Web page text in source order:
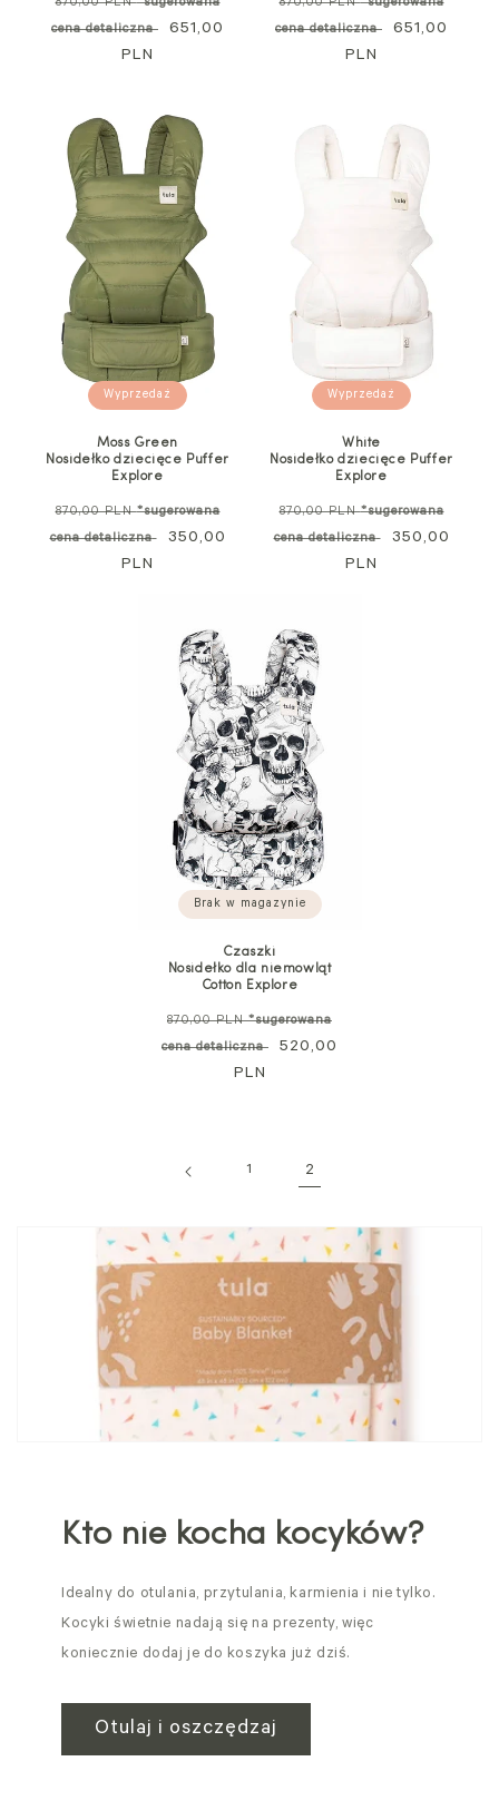
standardowa
870,00 PLN*sugerowana
cena detaliczna
Cena
651,00
PLN
standardowa
870,00 PLN*sugerowana
cena detaliczna
Cena
651,00
PLN
Wyprzedaż
Moss Green
Nosidełko dziecięce Puffer
Explore
Cena
standardowa
870,00 PLN*sugerowana
cena detaliczna
Cena
350,00
PLN
Wyprzedaż
White
Nosidełko dziecięce Puffer
Explore
Cena
standardowa
870,00 PLN*sugerowana
cena detaliczna
Cena
350,00
PLN
Brak w magazynie
Czaszki
Nosidełko dla niemowląt
Cotton Explore
Cena
standardowa
870,00 PLN*sugerowana
cena detaliczna
Cena
520,00
PLN
1 2
Kto nie kocha kocyków?
Idealny do otulania, przytulania, karmienia i nie tylko.
Kocyki świetnie nadają się na prezenty, więc
koniecznie dodaj je do koszyka już dziś.
Otulaj i oszczędzaj